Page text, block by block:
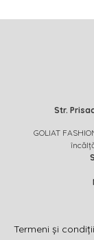
Str.
GOLIAT
Termeni și condiții